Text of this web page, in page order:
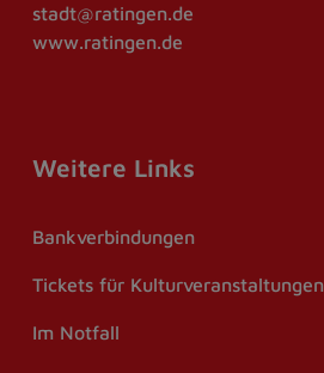
stadt@ratingen.de
www.ratingen.de
Weitere Links
Bankverbindungen
Tickets für Kulturveranstaltungen
Im Notfall